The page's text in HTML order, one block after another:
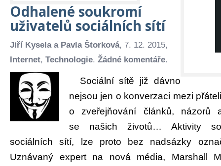
Odhalené soukromí
uživatelů sociálních sítí
Jiří Kysela a Pavla Štorková, 7. 12. 2015,
Internet, Technologie. Žádné komentáře.
Sociální sítě již dávno
nejsou jen o konverzaci mezi
o zveřejňování článků, názorů
se našich životů… Aktivity
sociálních sítí, lze proto bez nadsázky
Uznávaný expert na nová média, Marshall